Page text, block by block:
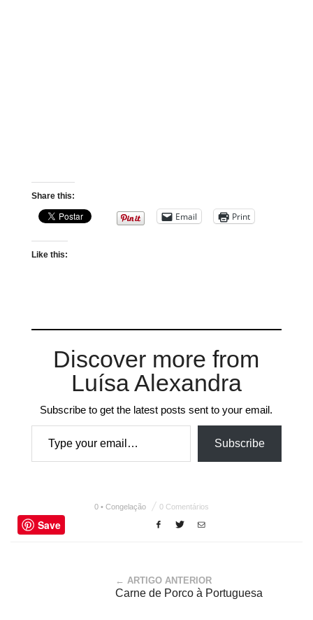
Share this:
Email Print
Like this:
Discover more from
Luísa Alexandra
Subscribe to get the latest posts sent to your email.
Type your email…
Subscribe
0 • Congelação 0 Comentários
Save
← ARTIGO ANTERIOR
Carne de Porco à Portuguesa